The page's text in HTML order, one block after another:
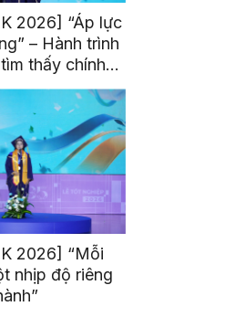
2026] “Áp lực
– Hành trình
thấy chính
2026] “Mỗi
nhịp độ riêng